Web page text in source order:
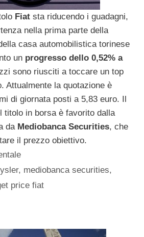
Fiat sta riducendo i guadagni,
nella prima parte della
casa automobilistica torinese
un progresso dello 0,52% a
sono riusciti a toccare un top
Attualmente la quotazione è
di giornata posti a 5,83 euro. Il
titolo in borsa è favorito dalla
da Mediobanca Securities, che
il prezzo obiettivo.
, mediobanca securities,
price fiat